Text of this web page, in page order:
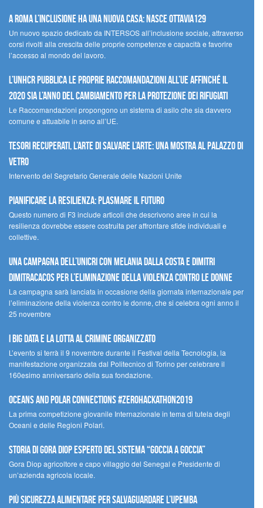
A Roma l’inclusione ha una nuova casa: nasce Ottavia129
Un nuovo spazio dedicato da INTERSOS all’inclusione sociale, attraverso
corsi rivolti alla crescita delle proprie competenze e capacità e favorire
l’accesso al mondo del lavoro.
L’UNHCR pubblica le proprie raccomandazioni all’UE affinché il
2020 sia l’anno del cambiamento per la protezione dei rifugiati
Le Raccomandazioni propongono un sistema di asilo che sia davvero
comune e attuabile in seno all’UE.
Tesori recuperati, l’arte di salvare l’arte: una mostra al Palazzo di
Vetro
Intervento del Segretario Generale delle Nazioni Unite
Pianificare la resilienza: plasmare il futuro
Questo numero di F3 include articoli che descrivono aree in cui la
resilienza dovrebbe essere costruita per affrontare sfide individuali e
collettive.
Una campagna dell’UNICRI con Melania Dalla Costa e Dimitri
Dimitracacos per l’eliminazione della violenza contro le donne
La campagna sarà lanciata in occasione della giornata internazionale per
l’eliminazione della violenza contro le donne, che si celebra ogni anno il
25 novembre
I Big Data e la lotta al crimine organizzato
L’evento si terrà il 9 novembre durante il Festival della Tecnologia, la
manifestazione organizzata dal Politecnico di Torino per celebrare il
160esimo anniversario della sua fondazione.
Oceans and Polar Connections #ZEROHackathon2019
La prima competizione giovanile Internazionale in tema di tutela degli
Oceani e delle Regioni Polari.
STORIA DI GORA DIOP ESPERTO DEL SISTEMA “GOCCIA A GOCCIA”
Gora Diop agricoltore e capo villaggio del Senegal e Presidente di
un’azienda agricola locale.
Più sicurezza alimentare per salvaguardare l’Upemba